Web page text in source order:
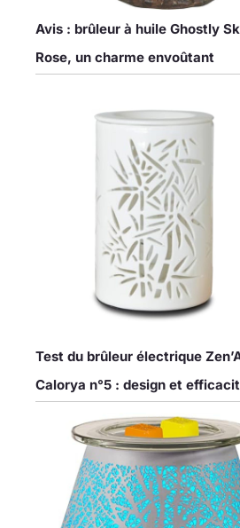
Avis : brûleur à huile Ghostly
Rose, un charme envoûtant
Test du brûleur électrique
Calorya n°5 : design et